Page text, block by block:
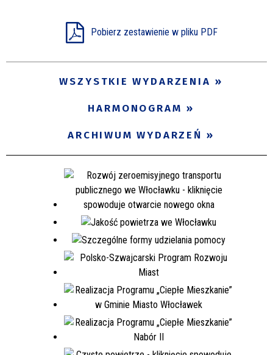
Pobierz zestawienie w pliku PDF
WSZYSTKIE WYDARZENIA
HARMONOGRAM
ARCHIWUM WYDARZEŃ